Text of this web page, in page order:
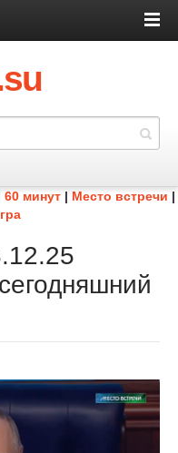
60 минут | Место встречи |